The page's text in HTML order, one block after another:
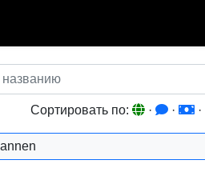
Сортировать по: · · ·